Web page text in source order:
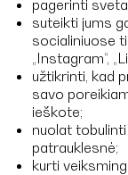
pagerinti
suteikti jums
socialiniuose
užtikrinti, kad
savo
ieškote;
nuolat
patrauklesnė;
kurti